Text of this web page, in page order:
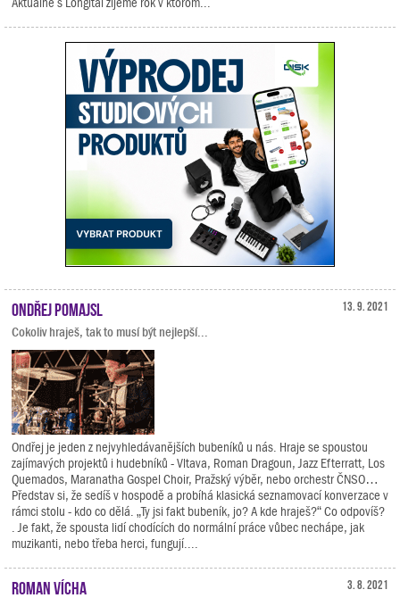
13. 9. 2021
Ondřej Pomajsl
Cokoliv hraješ, tak to musí být nejlepší...
Ondřej je jeden z nejvyhledávanějších bubeníků u nás. Hraje se spoustou
zajímavých projektů i hudebníků - Vltava, Roman Dragoun, Jazz Efterratt, Los
Quemados, Maranatha Gospel Choir, Pražský výběr, nebo orchestr ČNSO…
Představ si, že sedíš v hospodě a probíhá klasická seznamovací konverzace v
rámci stolu - kdo co dělá. „Ty jsi fakt bubeník, jo? A kde hraješ?“ Co odpovíš?
. Je fakt, že spousta lidí chodících do normální práce vůbec nechápe, jak
muzikanti, nebo třeba herci, fungují....
3. 8. 2021
Roman Vícha